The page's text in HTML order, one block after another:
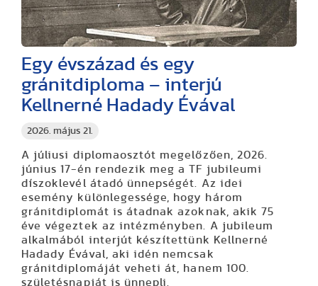
2026. május 21.
Egy évszázad és egy
gránitdiploma – interjú
Kellnerné Hadady Évával
A júliusi diplomaosztót megelőzően, 2026.
június 17-én rendezik meg a TF jubileumi
díszoklevél átadó ünnepségét. Az idei
esemény különlegessége, hogy három
gránitdiplomát is átadnak azoknak, akik 75
éve végeztek az intézményben. A jubileum
alkalmából interjút készítettünk Kellnerné
Hadady Évával, aki idén nemcsak
gránitdiplomáját veheti át, hanem 100.
születésnapját is ünnepli.